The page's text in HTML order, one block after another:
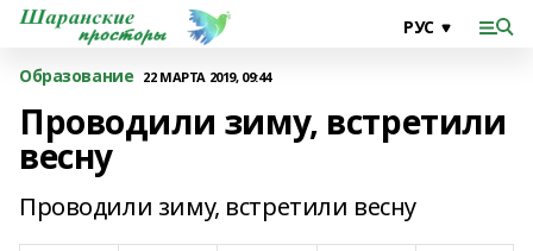
Образование 22 МАРТА 2019, 09:44
Проводили зиму, встретили
весну
Проводили зиму, встретили весну